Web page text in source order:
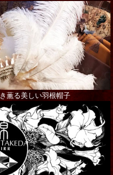
薫る美しい羽根帽子